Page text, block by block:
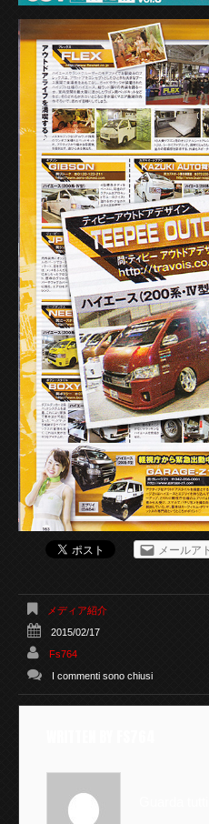
メールア
メディア紹介
2015/02/17
Fs764
I commenti sono chiusi